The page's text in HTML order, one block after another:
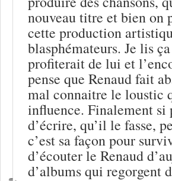
nouveau titre et bien on
cette production
blasphémateurs. Je lis
profiterait de lui et
pense que Renaud fait
mal connaitre le loustic
influence. Finalement
d’écrire, qu’il le fasse,
c’est sa façon pour
d’écouter le Renaud
d’albums qui regorgent